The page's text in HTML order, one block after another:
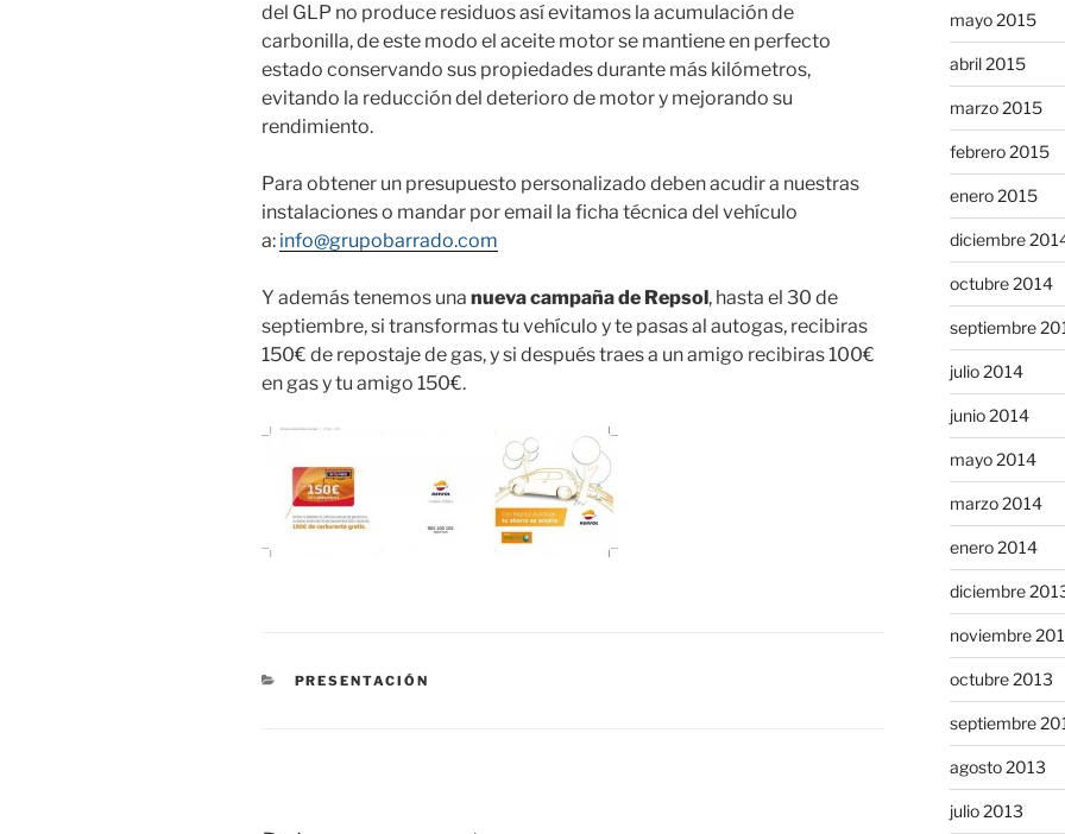
del GLP no produce residuos así evitamos la acumulación de
carbonilla, de este modo el aceite motor se mantiene en perfecto
estado conservando sus propiedades durante más kilómetros,
evitando la reducción del deterioro de motor y mejorando su
rendimiento.
Para obtener un presupuesto personalizado deben acudir a nuestras
instalaciones o mandar por email la ficha técnica del vehículo
a: info@grupobarrado.com
Y además tenemos una nueva campaña de Repsol, hasta el 30 de
septiembre, si transformas tu vehículo y te pasas al autogas, recibiras
150€ de repostaje de gas, y si después traes a un amigo recibiras 100€
en gas y tu amigo 150€.
CATEGORÍAS
PRESENTACIÓN
mayo 2015
abril 2015
marzo 2015
febrero 2015
enero 2015
diciembre
octubre 2014
septiembre
julio 2014
junio 2014
mayo 2014
marzo 2014
enero 2014
diciembre
noviembre
octubre 2013
septiembre
agosto 2013
julio 2013